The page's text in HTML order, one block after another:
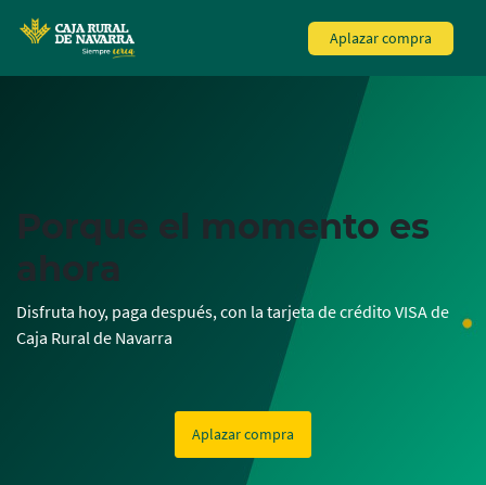
MENÚ
Aplazar compra
Porque el momento es
ahora
Disfruta hoy, paga después, con la tarjeta de crédito VISA de
Caja Rural de Navarra
Aplazar compra